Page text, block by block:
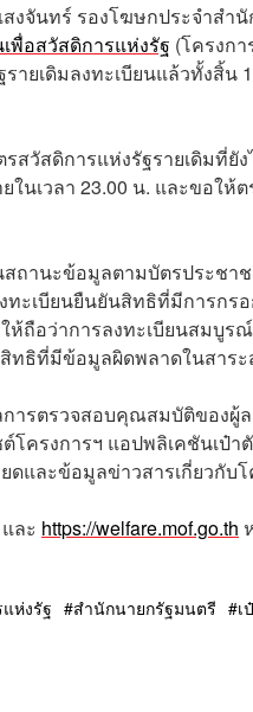
จันทร์ รองโฆษกประจำสำ
พื่อสวัสดิการแห่งรัฐ (โครงก
ายเดิมลงทะเบียนแล้วทั้งสิ้น
สวัสดิการแห่งรัฐรายเดิมที่ยั
ในเวลา 23.00 น. และขอใ
ถานะข้อมูลตามบัตรประชา
ทะเบียนยืนยันสิทธิที่มีการก
ห้ถือว่าการลงทะเบียนสมบู
ทธิที่มีข้อมูลผิดพลาดในสาร
ารตรวจสอบคุณสมบัติของผู้
โครงการฯ แอปพลิเคชันเป๋
และข้อมูลข่าวสารเกี่ยวกับโ
และ https://welfare.mof.go.th
ห่งรัฐ สำนักนายกรัฐมนตรี เ